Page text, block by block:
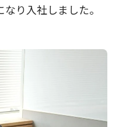
り入社しました。